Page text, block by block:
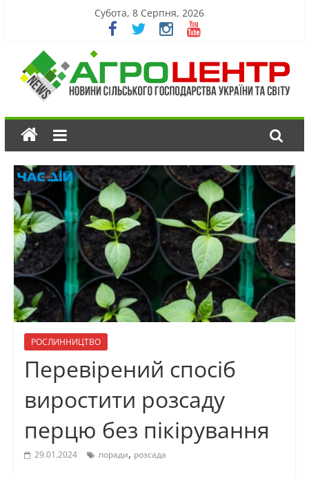
Субота, 8 Серпня, 2026
РОСЛИННИЦТВО
Перевірений спосіб
виростити розсаду
перцю без пікірування
29.01.2024 поради, розсада